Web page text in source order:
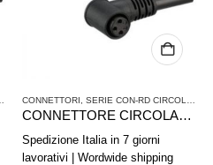
,VALVOLE E SISTEMI DI
CONNETTORI , SERIE CON-RD CIRCOLARE A INNESTO
CONNETTORE CIRCOLARE AD INNESTO AVENTICS SERIE CON-RD 1834484256
Spedizione Italia in 7 giorni
lavorativi | Wordwide shipping